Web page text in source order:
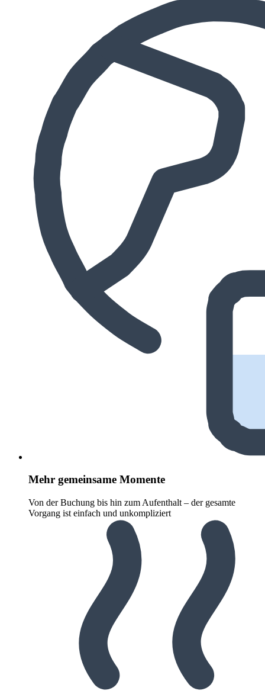
Mehr gemeinsame Momente
Von der Buchung bis hin zum Aufenthalt – der gesamte
Vorgang ist einfach und unkompliziert